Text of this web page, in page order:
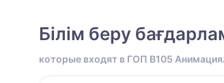
Білім беру
которые входят в ГОП B105